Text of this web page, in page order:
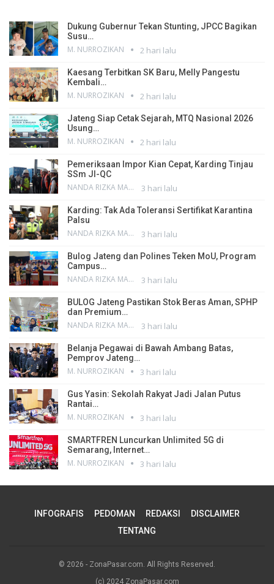
Dukung Gubernur Tekan Stunting, JPCC Bagikan
Susu…
M. NURROZIKAN 2 hari lalu
Kaesang Terbitkan SK Baru, Melly Pangestu
Kembali…
M. NURROZIKAN 2 hari lalu
Jateng Siap Cetak Sejarah, MTQ Nasional 2026
Usung…
M. NURROZIKAN 2 hari lalu
Pemeriksaan Impor Kian Cepat, Karding Tinjau
SSm JI-QC
NANDA RIZKA MAHENDRA 3 hari lalu
Karding: Tak Ada Toleransi Sertifikat Karantina
Palsu
NANDA RIZKA MAHENDRA 3 hari lalu
Bulog Jateng dan Polines Teken MoU, Program
Campus…
NANDA RIZKA MAHENDRA 3 hari lalu
BULOG Jateng Pastikan Stok Beras Aman, SPHP
dan Premium…
NANDA RIZKA MAHENDRA 3 hari lalu
Belanja Pegawai di Bawah Ambang Batas,
Pemprov Jateng…
M. NURROZIKAN 3 hari lalu
Gus Yasin: Sekolah Rakyat Jadi Jalan Putus
Rantai…
M. NURROZIKAN 3 hari lalu
SMARTFREN Luncurkan Unlimited 5G di
Semarang, Internet…
M. NURROZIKAN 3 hari lalu
INFOGRAFIS PEDOMAN REDAKSI
DISCLAIMER
TENTANG
© 2026 - ZonaPasar.com. All Rights Reserved.
(c) 2024 ZonaPasar.com